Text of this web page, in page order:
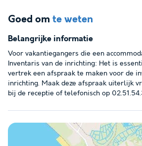
Goed om te weten
Belangrijke informatie
Voor vakantiegangers die een
Inventaris van de inrichting: Het is
vertrek een afspraak te maken voor de
inrichting. Maak deze afspraak uiterlijk
bij de receptie of telefonisch op